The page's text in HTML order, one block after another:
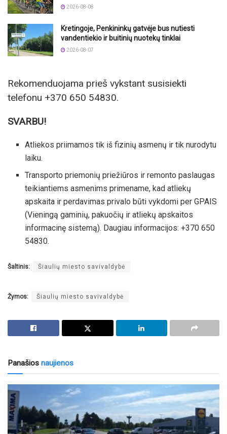
2026-08-08
Kretingoje, Penkininkų gatvėje bus nutiesti
vandentiekio ir buitinių nuotekų tinklai
2026-08-07
Rekomenduojama prieš vykstant susisiekti
telefonu +370 650 54830.
SVARBU!
Atliekos priimamos tik iš fizinių asmenų ir tik nurodytu
laiku.
Transporto priemonių priežiūros ir remonto paslaugas
teikiantiems asmenims primename, kad atliekų
apskaita ir perdavimas privalo būti vykdomi per GPAIS
(Vieningą gaminių, pakuočių ir atliekų apskaitos
informacinę sistemą). Daugiau informacijos: +370 650
54830.
Šaltinis: Šiaulių miesto savivaldybė
Žymos: Šiaulių miesto savivaldybė
Panašios naujienos